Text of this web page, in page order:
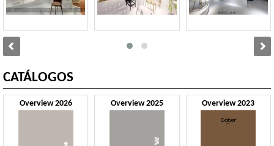
CATÁLOGOS
Overview 2026 Overview 2025 Overview 2023